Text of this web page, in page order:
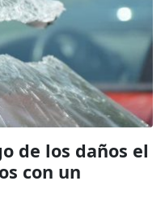
de los daños el
con un